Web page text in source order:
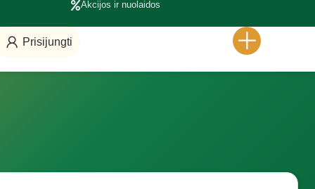
Akcijos ir nuolaidos
Prisijungti